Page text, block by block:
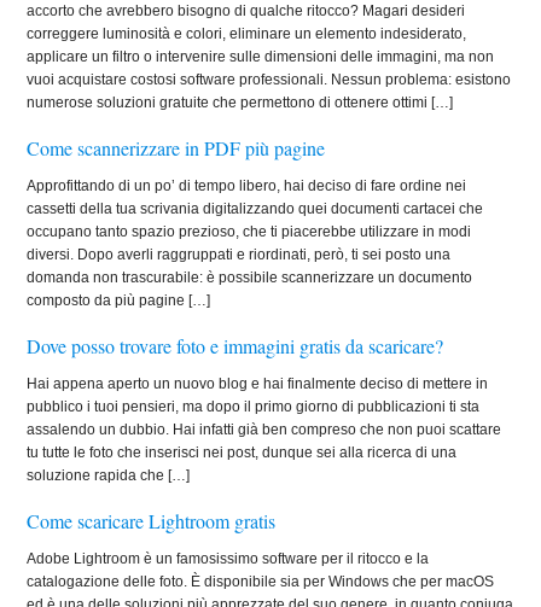
accorto che avrebbero bisogno di qualche ritocco? Magari desideri
correggere luminosità e colori, eliminare un elemento indesiderato,
applicare un filtro o intervenire sulle dimensioni delle immagini, ma non
vuoi acquistare costosi software professionali. Nessun problema: esistono
numerose soluzioni gratuite che permettono di ottenere ottimi […]
Come scannerizzare in PDF più pagine
Approfittando di un po’ di tempo libero, hai deciso di fare ordine nei
cassetti della tua scrivania digitalizzando quei documenti cartacei che
occupano tanto spazio prezioso, che ti piacerebbe utilizzare in modi
diversi. Dopo averli raggruppati e riordinati, però, ti sei posto una
domanda non trascurabile: è possibile scannerizzare un documento
composto da più pagine […]
Dove posso trovare foto e immagini gratis da scaricare?
Hai appena aperto un nuovo blog e hai finalmente deciso di mettere in
pubblico i tuoi pensieri, ma dopo il primo giorno di pubblicazioni ti sta
assalendo un dubbio. Hai infatti già ben compreso che non puoi scattare
tu tutte le foto che inserisci nei post, dunque sei alla ricerca di una
soluzione rapida che […]
Come scaricare Lightroom gratis
Adobe Lightroom è un famosissimo software per il ritocco e la
catalogazione delle foto. È disponibile sia per Windows che per macOS